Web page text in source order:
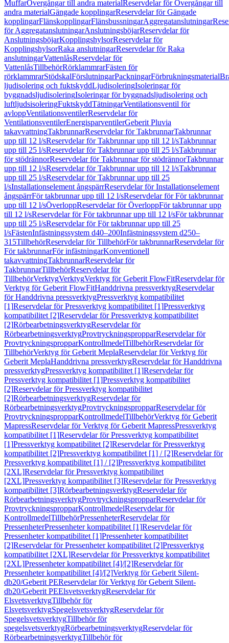
MuffarÖvergångar till andra materialReservdelar för Övergångar till
andra materialGängade kopplingarReservdelar för Gängade
kopplingarFlänskopplingarFlänsbussningarAggregatanslutningar
för AggregatanslutningarAnslutningsböjarReservdelar för
AnslutningsböjarKopplingshylsorReservdelar för
KopplingshylsorRaka anslutningarReservdelar för Raka
anslutningarVattenlåsReservdelar för
VattenlåsTillbehörRörklammrarFästen för
rörklammrarStödskalFörslutningarPackningarFörbrukningsmaterial
ljudisolering och fuktskyddLjudisoleringIsoleringar för
byggnadsljudisoleringIsoleringar för byggnadsljudisolering och
luftljudsisoleringFuktskyddTätningarVentilationsventil för
avloppVentilationsventilerReservdelar för
VentilationsventilerEnergisparventilerGeberit Pluvia
takavvattningTakbrunnarReservdelar för TakbrunnarTakbrunnar
upp till 12 l/sReservdelar för Takbrunnar upp till 12 l/sTakbrunnar
upp till 25 l/sReservdelar för Takbrunnar upp till 25 l/sTakbrunnar
för stödrännorReservdelar för Takbrunnar för stödrännorTakbrunnar
upp till 12 l/sReservdelar för Takbrunnar upp till 12 l/sTakbrunnar
upp till 25 l/sReservdelar för Takbrunnar upp till 25
l/sInstallationselement ångspärrReservdelar för Installationselement
ångspärrFör takbrunnar upp till 12 l/sReservdelar för För takbrunnar
upp till 12 l/sÖverloppReservdelar för ÖverloppFör takbrunnar upp
till 12 l/sReservdelar för För takbrunnar upp till 12 l/sFör takbrunnar
upp till 25 l/sReservdelar för För takbrunnar upp till 25
l/sFästenInfästningssystem d40–200Infästningssystem d250–
315TillbehörReservdelar för TillbehörFör takbrunnarReservdelar för
För takbrunnarFör infästningarKonventionell
takavvattningTakbrunnarReservdelar för
TakbrunnarTillbehörReservdelar för
TillbehörVerktygVerktygVerktyg för Geberit FlowFitReservdelar för
Verktyg för Geberit FlowFitHanddrivna pressverktygReservdelar
för Handdrivna pressverktygPressverktyg kompatibilitet
[1]Reservdelar för Pressverktyg kompatibilitet [1]Pressverktyg
kompatibilitet [2]Reservdelar för Pressverktyg kompatibilitet
[2]RörbearbetningsverktygReservdelar för
RörbearbetningsverktygProvtryckningspropparReservdelar för
ProvtryckningspropparKontrollmedelTillbehörReservdelar för
TillbehörVerktyg för Geberit MeplaReservdelar för Verktyg för
Geberit MeplaHanddrivna pressverktygReservdelar för Handdrivna
pressverktygPressverktyg kompatibilitet [1]Reservdelar för
Pressverktyg kompatibilitet [1]Pressverktyg kompatibilitet
[2]Reservdelar för Pressverktyg kompatibilitet
[2]RörbearbetningsverktygReservdelar för
RörbearbetningsverktygProvtryckningspropparReservdelar för
ProvtryckningspropparKontrollmedelTillbehörVerktyg för Geberit
MapressReservdelar för Verktyg för Geberit MapressPressverktyg
kompatibilitet [1]Reservdelar för Pressverktyg kompatibilitet
[1]Pressverktyg kompatibilitet [2]Reservdelar för Pressverktyg
kompatibilitet [2]Pressverktyg kompatibilitet [1] / [2]Reservdelar för
Pressverktyg kompatibilitet [1] / [2]Pressverktyg kompatibilitet
[2XL]Reservdelar för Pressverktyg kompatibilitet
[2XL]Pressverktyg kompatibilitet [3]Reservdelar för Pressverktyg
kompatibilitet [3]RörbearbetningsverktygReservdelar för
RörbearbetningsverktygProvtryckningspropparReservdelar för
ProvtryckningspropparKontrollmedelReservdelar för
KontrollmedelTillbehörPressenheterReservdelar för
PressenheterPressenheter kompatibilitet [1]Reservdelar för
Pressenheter kompatibilitet [1]Pressenheter kompatibilitet
[2]Reservdelar för Pressenheter kompatibilitet [2]Pressverktyg
kompatibilitet [2XL]Reservdelar för Pressverktyg kompatibilitet
[2XL]Pressenheter kompatibilitet [4]/[2]Reservdelar för
Pressenheter kompatibilitet [4]/[2]Verktyg för Geberit Silent-
db20/Geberit PEReservdelar för Verktyg för Geberit Silent-
db20/Geberit PEElsvetsverktygReservdelar för
ElsvetsverktygTillbehör för
ElsvetsverktygSpegelsvetsverktygReservdelar för
SpegelsvetsverktygTillbehör för
spegelsvetsverktygRörbearbetningsverktygReservdelar för
RörbearbetningsverktygTillbehör för